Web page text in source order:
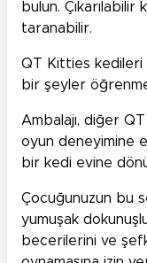
bulun.
taranabilir.
QT Kitties kedileri
bir şeyler
Ambalajı, diğer
oyun deneyimine
bir kedi evine
Çocuğunuzun bu
yumuşak
becerilerini ve